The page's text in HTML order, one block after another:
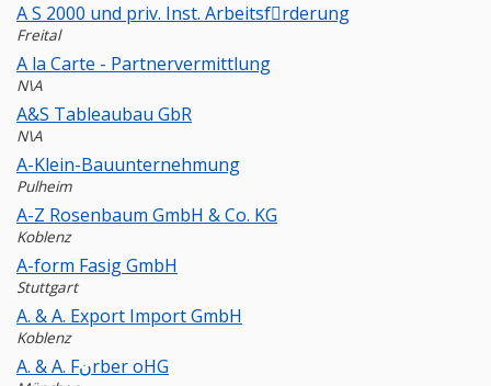
A S 2000 und priv. Inst. Arbeitsfِrderung
Freital
A la Carte - Partnervermittlung
N\A
A&S Tableaubau GbR
N\A
A-Klein-Bauunternehmung
Pulheim
A-Z Rosenbaum GmbH & Co. KG
Koblenz
A-form Fasig GmbH
Stuttgart
A. & A. Export Import GmbH
Koblenz
A. & A. Fنrber oHG